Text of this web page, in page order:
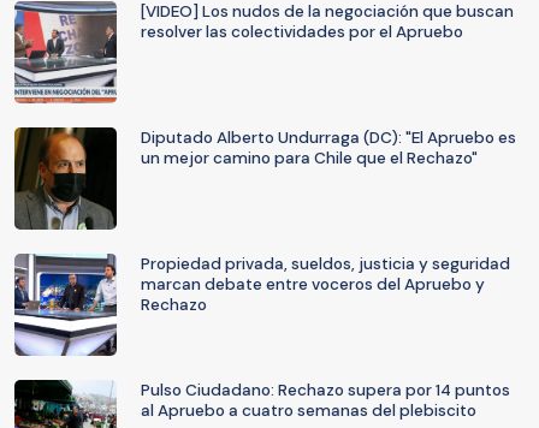
[VIDEO] Los nudos de la negociación que buscan
resolver las colectividades por el Apruebo
Diputado Alberto Undurraga (DC): "El Apruebo es
un mejor camino para Chile que el Rechazo"
Propiedad privada, sueldos, justicia y seguridad
marcan debate entre voceros del Apruebo y
Rechazo
Pulso Ciudadano: Rechazo supera por 14 puntos
al Apruebo a cuatro semanas del plebiscito